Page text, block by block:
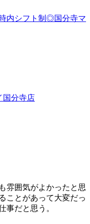
内シフト制◎国分寺マ
国分寺店
雰囲気がよかったと思
ことがあって大変だっ
事だと思う。